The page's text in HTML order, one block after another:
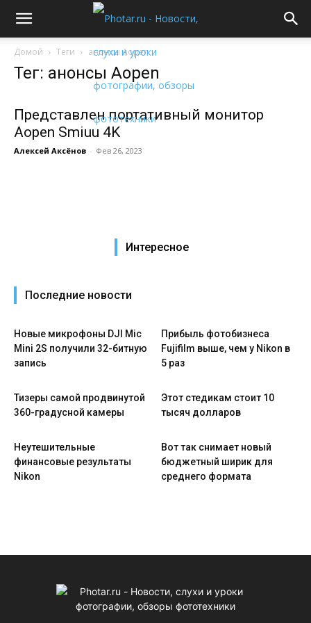
Домой Теги анонсы Aopen
Тег: анонсы Aopen
Представлен портативный монитор
Aopen Smiuu 4K
Алексей Аксёнов - Фев 26, 2023
Интересное
Последние новости
Новые микрофоны DJI Mic
Mini 2S получили 32-битную
запись
Прибыль фотобизнеса
Fujifilm выше, чем у Nikon в
5 раз
Тизеры самой продвинутой
360-градусной камеры
Этот стедикам стоит 10
тысяч долларов
Неутешительные
финансовые результаты
Nikon
Вот так снимает новый
бюджетный ширик для
среднего формата